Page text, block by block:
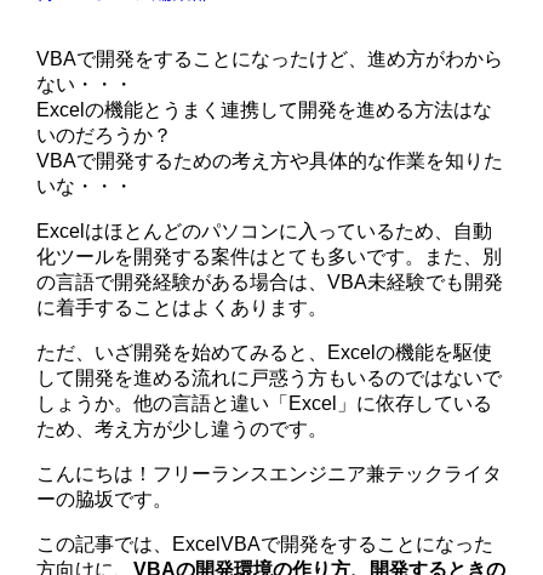
VBAで開発をすることになったけど、進め方がわから
ない・・・
Excelの機能とうまく連携して開発を進める方法はな
いのだろうか？
VBAで開発するための考え方や具体的な作業を知りた
いな・・・
Excelはほとんどのパソコンに入っているため、自動
化ツールを開発する案件はとても多いです。また、別
の言語で開発経験がある場合は、VBA未経験でも開発
に着手することはよくあります。
ただ、いざ開発を始めてみると、Excelの機能を駆使
して開発を進める流れに戸惑う方もいるのではないで
しょうか。他の言語と違い「Excel」に依存している
ため、考え方が少し違うのです。
こんにちは！フリーランスエンジニア兼テックライタ
ーの脇坂です。
この記事では、ExcelVBAで開発をすることになった
方向けに、VBAの開発環境の作り方、開発するときの